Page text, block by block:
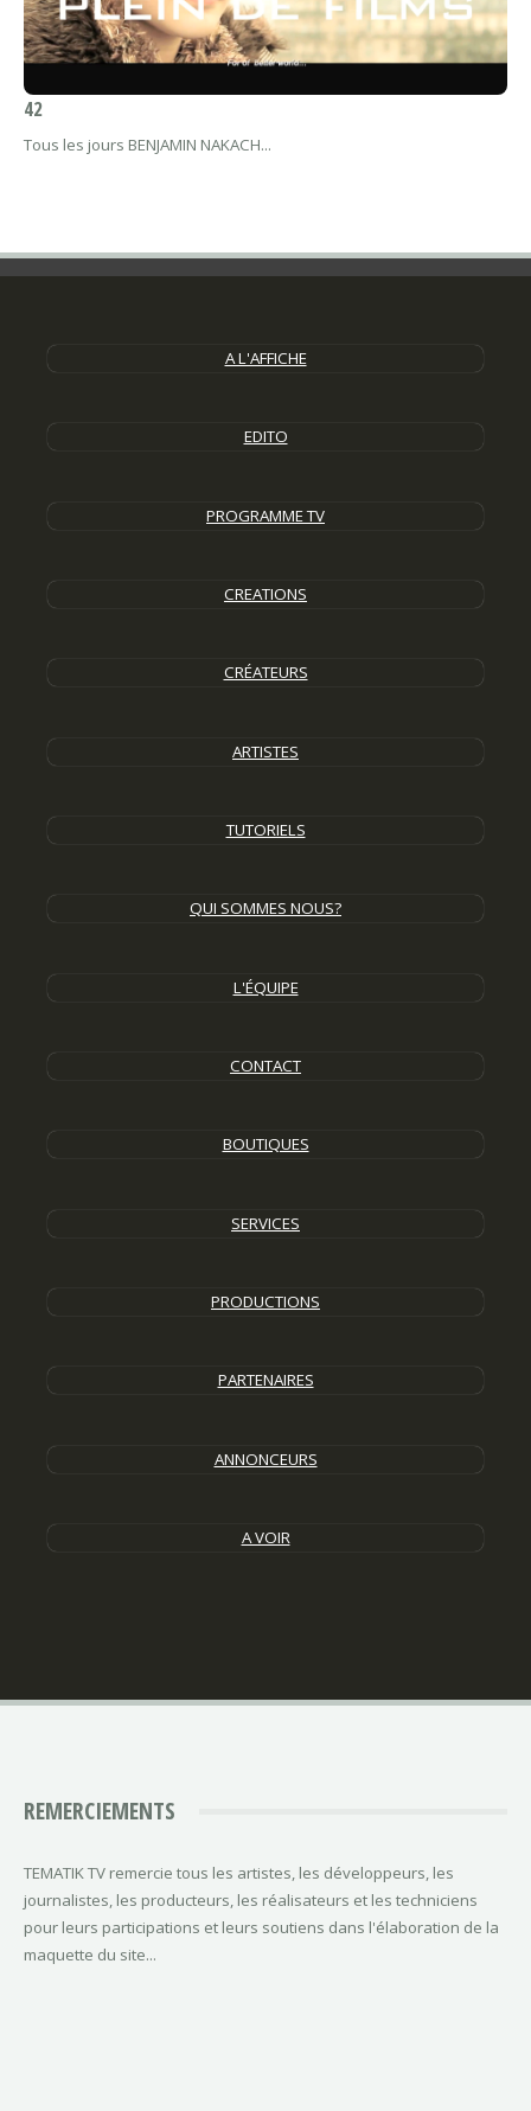
42
Tous les jours BENJAMIN NAKACH...
A L'AFFICHE
EDITO
PROGRAMME TV
CREATIONS
CRÉATEURS
ARTISTES
TUTORIELS
QUI SOMMES NOUS?
L'ÉQUIPE
CONTACT
BOUTIQUES
SERVICES
PRODUCTIONS
PARTENAIRES
ANNONCEURS
A VOIR
REMERCIEMENTS
TEMATIK TV remercie tous les artistes, les développeurs, les
journalistes, les producteurs, les réalisateurs et les techniciens
pour leurs participations et leurs soutiens dans l'élaboration de la
maquette du site...